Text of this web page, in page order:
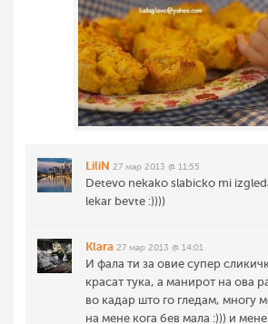
LiliN 27 мар 2013 @ 11:55
Detevo nekako slabicko mi
lekar bevte :))))
Klara 27 мар 2013 @ 14:01
И фала ти за овие супер
красат тука, а манирот на ова
во кадар што го гледам, многу
на мене кога бев мала :))) и